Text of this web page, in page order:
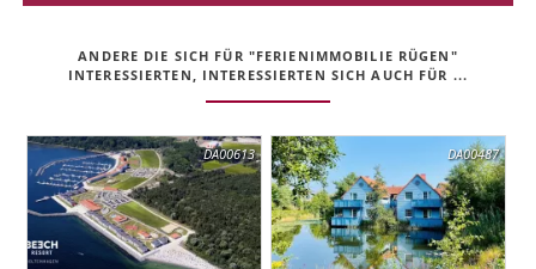
ANDERE DIE SICH FÜR "FERIENIMMOBILIE RÜGEN"
INTERESSIERTEN, INTERESSIERTEN SICH AUCH FÜR ...
DA00613 DA00487